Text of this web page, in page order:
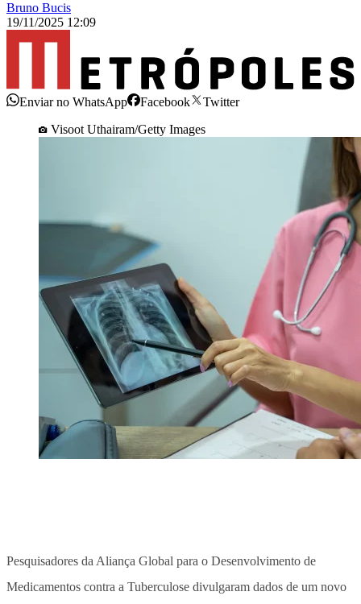
Bruno Bucis
19/11/2025 12:09
Enviar no WhatsApp Facebook
Twitter
Visoot Uthairam/Getty Images
Pesquisadores da Aliança Global para o Desenvolvimento de
Medicamentos contra a Tuberculose divulgaram dados de um novo